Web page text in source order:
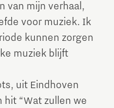
van mijn verhaal,
voor muziek. Ik
kunnen zorgen
muziek blijft
uit Eindhoven
hit “Wat zullen we